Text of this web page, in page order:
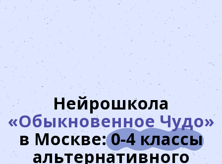
Нейрошкола
«Обыкновенное Чудо»
в Москве: 0-4 классы
альтернативного
образования
Малокомплектные классы
до 8 учеников, нейроподход,
бережная среда и учеба, которая
помогает ребенку раскрыть способности